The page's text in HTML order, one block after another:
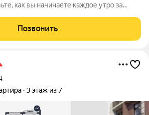
как вы начинаете каждое утро за
древними куполами Астрахани... Это
Позвонить
3 этаж из 7